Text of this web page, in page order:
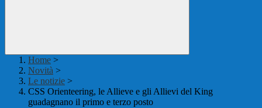
Home >
Novità >
Le notizie >
CSS Orienteering, le Allieve e gli Allievi del King
guadagnano il primo e terzo posto